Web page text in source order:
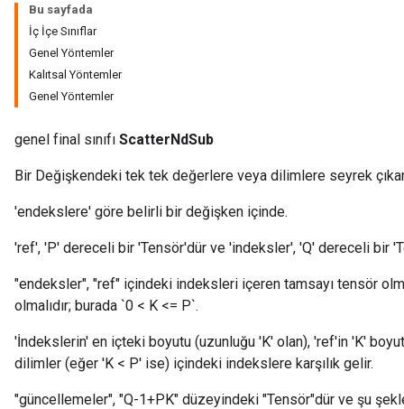
Bu sayfada
İç İçe Sınıflar
Genel Yöntemler
Kalıtsal Yöntemler
Genel Yöntemler
genel final sınıfı ScatterNdSub
Bir Değişkendeki tek tek değerlere veya dilimlere seyrek
'endekslere' göre belirli bir değişken içinde.
'ref', 'P' dereceli bir 'Tensör'dür ve 'indeksler', 'Q' dereceli bir
"endeksler", "ref" içindeki indeksleri içeren tamsayı tensör
olmalıdır; burada `0 < K <= P`.
'İndekslerin' en içteki boyutu (uzunluğu 'K' olan), 'ref'in 'K'
dilimler (eğer 'K < P' ise) içindeki indekslere karşılık gelir.
"güncellemeler", "Q-1+PK" düzeyindeki "Tensör"dür ve şu